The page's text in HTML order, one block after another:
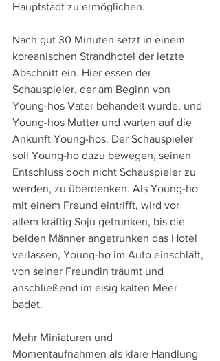
Hauptstadt zu ermöglichen.
Nach gut 30 Minuten setzt in einem
koreanischen Strandhotel der letzte
Abschnitt ein. Hier essen der
Schauspieler, der am Beginn von
Young-hos Vater behandelt wurde, und
Young-hos Mutter und warten auf die
Ankunft Young-hos. Der Schauspieler
soll Young-ho dazu bewegen, seinen
Entschluss doch nicht Schauspieler zu
werden, zu überdenken. Als Young-ho
mit einem Freund eintrifft, wird vor
allem kräftig Soju getrunken, bis die
beiden Männer angetrunken das Hotel
verlassen, Young-ho im Auto einschläft,
von seiner Freundin träumt und
anschließend im eisig kalten Meer
badet.
Mehr Miniaturen und
Momentaufnahmen als klare Handlung